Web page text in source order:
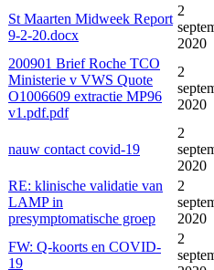
St Maarten Midweek Report
9-2-20.docx
2
2020
200901 Brief Roche TCO
Ministerie v VWS Quote
O1006609 extractie MP96
v1.pdf.pdf
2
2020
nauw contact covid-19
2
2020
RE: klinische validatie van
LAMP in
presymptomatische groep
2
2020
FW: Q-koorts en COVID-
19
2